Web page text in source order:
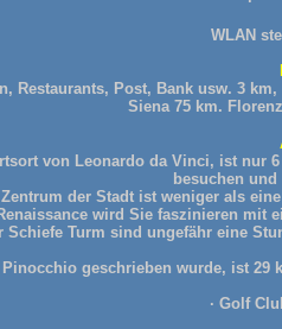
WLAN
Restaurants, Post, Bank usw. 3 km,
Siena 75 km.
von Leonardo da Vinci, ist nur
besuchen
Zentrum der Stadt ist weniger als
wird Sie faszinieren mit
Schiefe Turm sind ungefähr eine
Pinocchio geschrieben wurde, ist
· Golf